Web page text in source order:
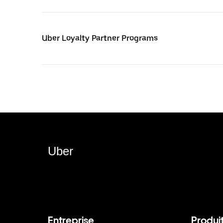
Uber Loyalty Partner Programs
Uber
Entreprise